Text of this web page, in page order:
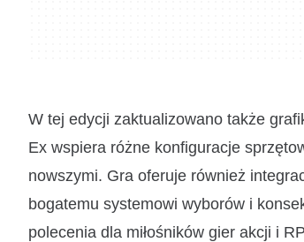
W tej edycji zaktualizowano także
Ex wspiera różne konfiguracje
nowszymi. Gra oferuje również
bogatemu systemowi wyborów i
polecenia dla miłośników gier akcji i